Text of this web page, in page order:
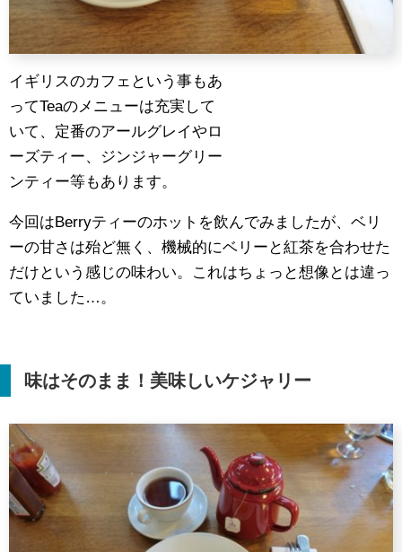
イギリスのカフェという事もあ
ってTeaのメニューは充実して
いて、定番のアールグレイやロ
ーズティー、ジンジャーグリー
ンティー等もあります。
今回はBerryティーのホットを飲んでみましたが、ベリ
ーの甘さは殆ど無く、機械的にベリーと紅茶を合わせた
だけという感じの味わい。これはちょっと想像とは違っ
ていました…。
味はそのまま！美味しいケジャリー